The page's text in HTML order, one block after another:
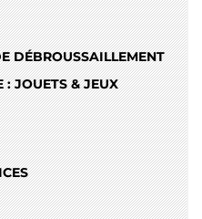
DÉBROUSSAILLEMENT
: JOUETS & JEUX